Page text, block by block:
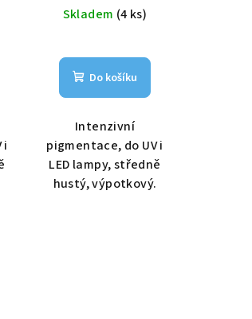
i
cena:
Skladem (4 ks)
Do košíku
Intenzivní
pigmentace, do UV i
LED lampy, středně
hustý, výpotkový.